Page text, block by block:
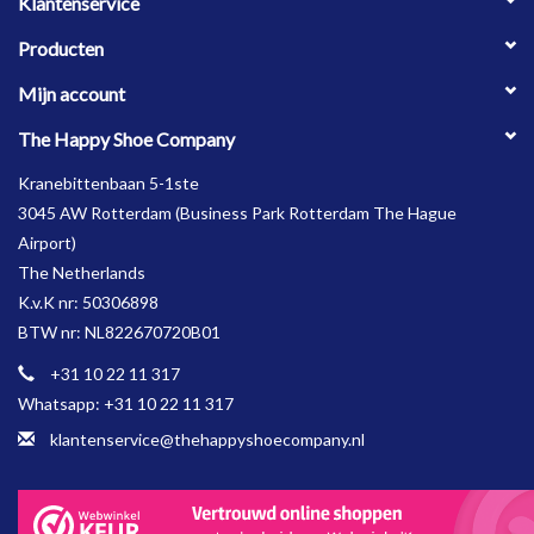
halve maten in de kleuren donkerblauw en zwart.
Producten
Mijn account
The Happy Shoe Company
Kranebittenbaan 5-1ste
3045 AW Rotterdam (Business Park Rotterdam The Hague
Airport)
The Netherlands
K.v.K nr: 50306898
BTW nr: NL822670720B01
+31 10 22 11 317
Whatsapp: +31 10 22 11 317
klantenservice@thehappyshoecompany.nl